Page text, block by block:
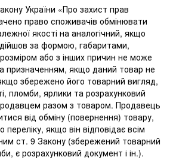
України «Про захист прав
право споживачів обмінювати
якості на аналогічний, якщо
за формою, габаритами,
або з інших причин не може
призначенням, якщо даний товар не
збережено його товарний вигляд,
пломби, ярлики та розрахунковий
разом з товаром. Продавець
від обміну (повернення) товару,
якщо він відповідає всім
ст. 9 Закону (збережений товарний
є розрахунковий документ і ін.).